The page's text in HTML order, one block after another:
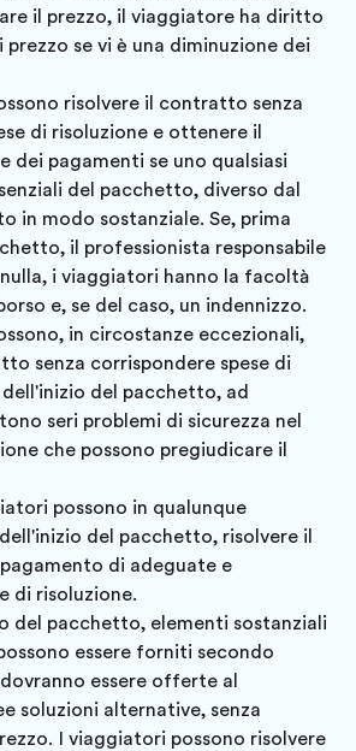
il prezzo, il viaggiatore ha diritto
prezzo se vi è una diminuzione dei
risolvere il contratto senza
di risoluzione e ottenere il
dei pagamenti se uno qualsiasi
del pacchetto, diverso dal
in modo sostanziale. Se, prima
il professionista responsabile
i viaggiatori hanno la facoltà
e, se del caso, un indennizzo.
in circostanze eccezionali,
senza corrispondere spese di
del pacchetto, ad
seri problemi di sicurezza nel
che possono pregiudicare il
possono in qualunque
del pacchetto, risolvere il
di adeguate e
di risoluzione.
del pacchetto, elementi sostanziali
essere forniti secondo
essere offerte al
soluzioni alternative, senza
I viaggiatori possono risolvere